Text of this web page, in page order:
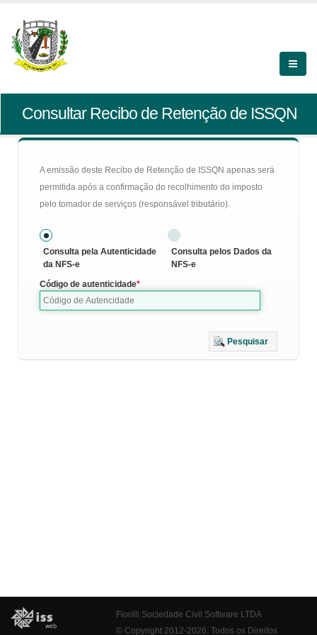
Consultar Recibo de Retenção de ISSQN
A emissão deste Recibo de Retenção de ISSQN apenas será
permitida após a confirmação do recolhimento do imposto
pelo tomador de serviços (responsável tributário).
Consulta pela Autenticidade
da NFS-e
Consulta pelos Dados da
NFS-e
Código de autenticidade
Pesquisar
Fiorilli Sociedade Civil Software LTDA
© Copyright 2012-2026. Todos os Direitos